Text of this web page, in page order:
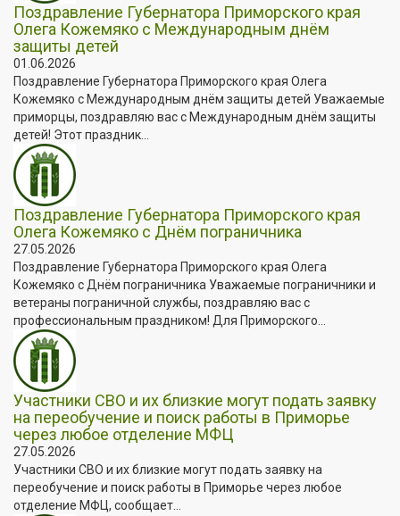
Поздравление Губернатора Приморского края
Олега Кожемяко с Международным днём
защиты детей
01.06.2026
Поздравление Губернатора Приморского края Олега
Кожемяко с Международным днём защиты детей Уважаемые
приморцы, поздравляю вас с Международным днём защиты
детей! Этот праздник...
Поздравление Губернатора Приморского края
Олега Кожемяко с Днём пограничника
27.05.2026
Поздравление Губернатора Приморского края Олега
Кожемяко с Днём пограничника Уважаемые пограничники и
ветераны пограничной службы, поздравляю вас с
профессиональным праздником! Для Приморского...
Участники СВО и их близкие могут подать заявку
на переобучение и поиск работы в Приморье
через любое отделение МФЦ
27.05.2026
Участники СВО и их близкие могут подать заявку на
переобучение и поиск работы в Приморье через любое
отделение МФЦ, сообщает...